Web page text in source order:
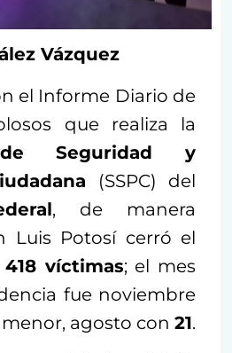
Vázquez
el Informe Diario de
que realiza la
de Seguridad y
(SSPC) del
, de manera
Luis Potosí cerró el
418 víctimas; el mes
fue noviembre
menor, agosto con 21.